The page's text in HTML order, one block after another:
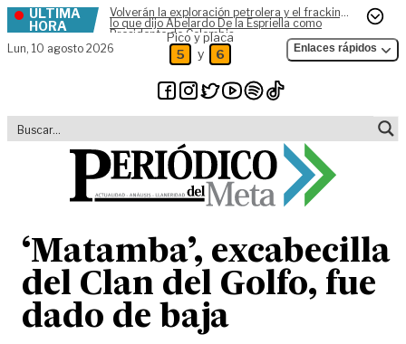
Skip to content
ÚLTIMA
HORA
Volverán la exploración petrolera y el fracking,
lo que dijo Abelardo De la Espriella como
Presidente de Colombia
Lun, 10 agosto 2026
Pico y placa
5 y 6 Enlaces rápidos
‘Matamba’, excabecilla
del Clan del Golfo, fue
dado de baja